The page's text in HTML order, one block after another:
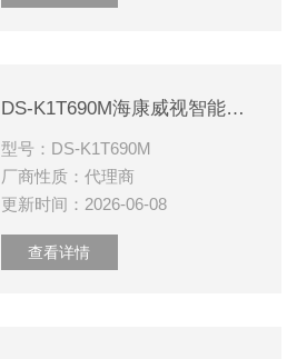
DS-K1T690M海康威视智能人脸识别门禁系统一体机
型号：DS-K1T690M
厂商性质：代理商
更新时间：2026-06-08
查看详情